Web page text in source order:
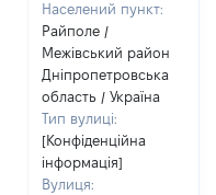
Населений пункт:
Райполе /
Межівський район /
Дніпропетровська
область / Україна
Тип вулиці:
[Конфіденційна
інформація]
Вулиця: